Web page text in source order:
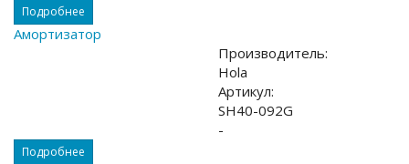
Подробнее
Амортизатор
Производитель:
Hola
Артикул:
SH40-092G
-
Подробнее